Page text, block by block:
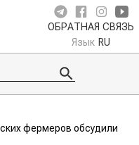
ОБРАТНАЯ СВЯЗЬ
Язык RU
фермеров обсудили